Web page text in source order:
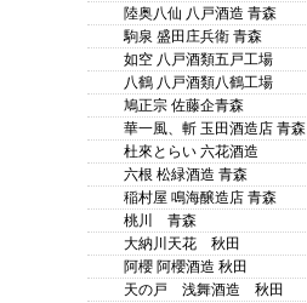
陸奥八仙 八戸酒造 青森
駒泉 盛田庄兵衛 青森
如空 八戸酒類五戸工場
八鶴 八戸酒類八鶴工場
鳩正宗 佐藤企青森
華一風、斬 玉田酒造店 青森
杜來とらい 六花酒造
六根 松緑酒造 青森
稲村屋 鳴海醸造店 青森
桃川 青森
大納川天花 秋田
阿櫻 阿櫻酒造 秋田
天の戸 浅舞酒造 秋田